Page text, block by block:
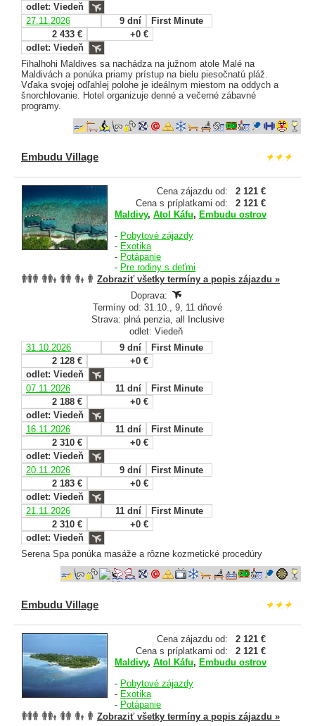
odlet: Viedeň
27.11.2026
9 dní
First Minute
2 433 €
+0 €
odlet: Viedeň
Fihalhohi Maldives sa nachádza na južnom atole Malé na
Maldivách a ponúka priamy prístup na bielu piesočnatú pláž.
Vďaka svojej odľahlej polohe je ideálnym miestom na oddych a
šnorchlovanie. Hotel organizuje denné a večerné zábavné
programy.
Embudu Village
Cena zájazdu od:
2 121 €
Cena s príplatkami od:
2 121 €
Maldivy, Atol Káfu, Embudu ostrov
- Pobytové zájazdy
- Exotika
- Potápanie
- Pre rodiny s deťmi
Zobraziť všetky termíny a popis zájazdu »
Doprava:
Termíny od: 31.10., 9, 11 dňové
Strava: plná penzia, all Inclusive
odlet: Viedeň
31.10.2026
9 dní
First Minute
2 128 €
+0 €
odlet: Viedeň
07.11.2026
11 dní
First Minute
2 188 €
+0 €
odlet: Viedeň
16.11.2026
11 dní
First Minute
2 310 €
+0 €
odlet: Viedeň
20.11.2026
9 dní
First Minute
2 183 €
+0 €
odlet: Viedeň
21.11.2026
11 dní
First Minute
2 310 €
+0 €
odlet: Viedeň
Serena Spa ponúka masáže a rôzne kozmetické procedúry
Embudu Village
Cena zájazdu od:
2 121 €
Cena s príplatkami od:
2 121 €
Maldivy, Atol Káfu, Embudu ostrov
- Pobytové zájazdy
- Exotika
- Potápanie
Zobraziť všetky termíny a popis zájazdu »